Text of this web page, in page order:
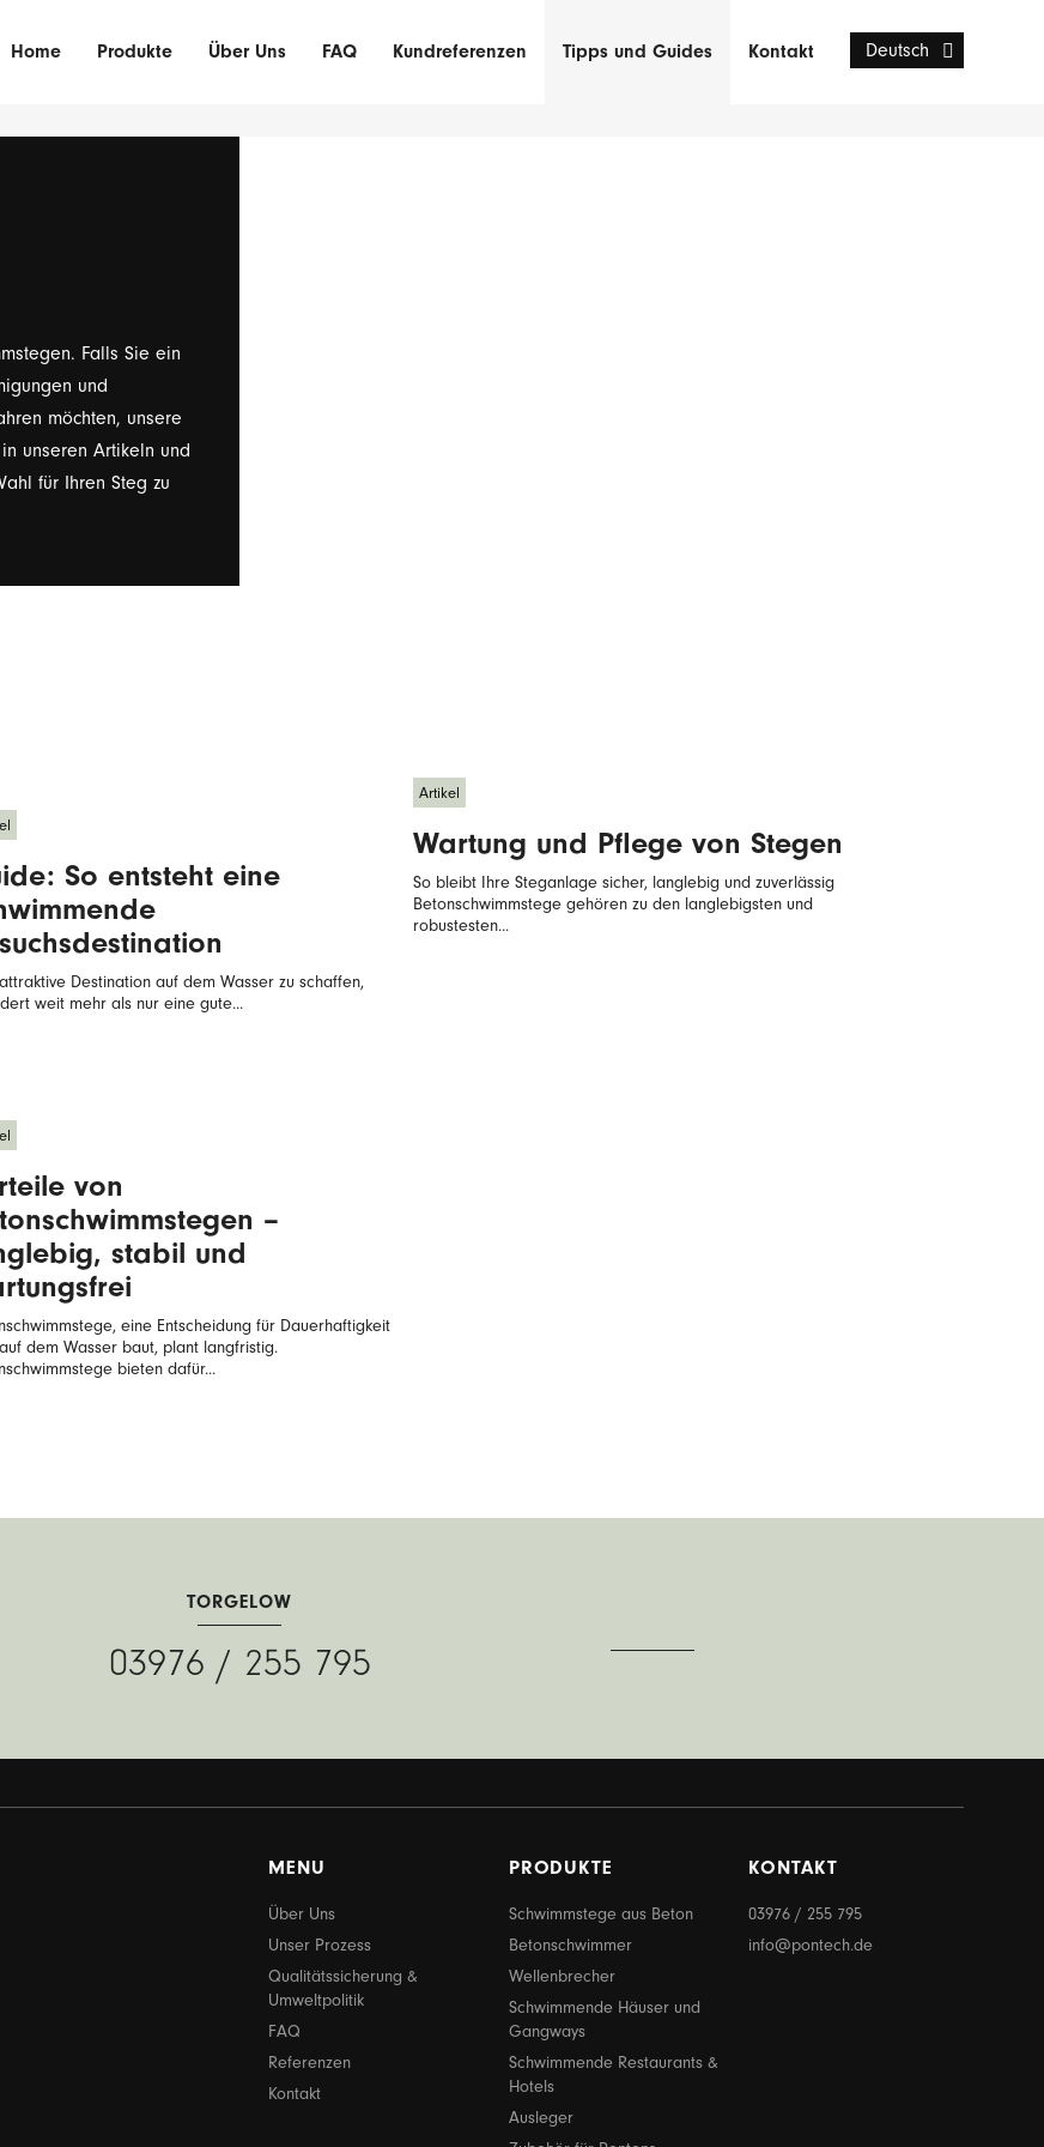
Deutsch
Home Produkte Über Uns FAQ Kundreferenzen Tipps und Guides Kontakt
Falls Sie ein
und
möchten, unsere
unseren Artikeln und
für Ihren Steg zu
So entsteht eine
Destination auf dem Wasser zu schaffen,
weit mehr als nur eine gute...
Artikel
Wartung und Pflege von Stegen
So bleibt Ihre Steganlage sicher, langlebig und zuverlässig
Betonschwimmstege gehören zu den langlebigsten und
robustesten...
von
–
stabil und
eine Entscheidung für Dauerhaftigkeit
dem Wasser baut, plant langfristig.
bieten dafür...
TORGELOW
03976 / 255 795
MENU
Über Uns
Unser Prozess
Qualitätssicherung &
Umweltpolitik
FAQ
Referenzen
Kontakt
PRODUKTE
Schwimmstege aus Beton
Betonschwimmer
Wellenbrecher
Schwimmende Häuser und
Gangways
Schwimmende Restaurants &
Hotels
Ausleger
KONTAKT
03976 / 255 795
info@pontech.de